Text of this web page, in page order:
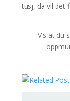
tusj, da vil det
Vis at du